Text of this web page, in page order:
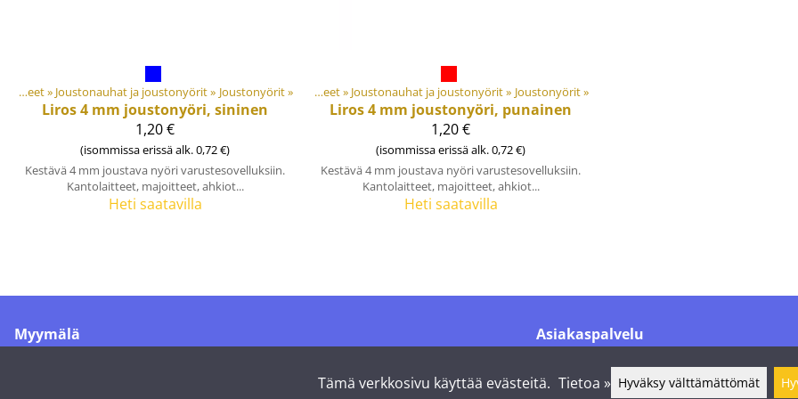
Materiaalit ja tarvikkeet‪» Joustonauhat ja joustonyörit‪» Joustonyörit‪»
Liros4 mm joustonyöri, sininen
1,20 €
(isommissa erissä alk. 0,72 €)
Kestävä 4 mm joustava nyöri varustesovelluksiin.
Kantolaitteet, majoitteet, ahkiot...
Heti saatavilla
Tuotteet‪» Materiaalit ja tarvikkeet‪» Joustonauhat ja joustonyörit‪» Joustonyörit‪»
Liros4 mm joustonyöri, punainen
1,20 €
(isommissa erissä alk. 0,72 €)
Kestävä 4 mm joustava nyöri varustesovelluksiin.
Kantolaitteet, majoitteet, ahkiot...
Heti saatavilla
Myymälä
Asiakaspalvelu
info@shelby.fi
Tämä verkkosivu käyttää evästeitä. Tietoa » Hyväksy välttämättömät